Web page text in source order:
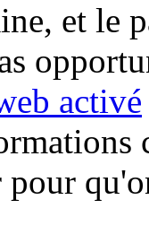
et le
activé